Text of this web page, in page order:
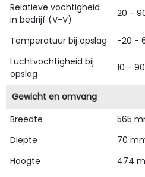
Relatieve vochtigheid
in bedrijf (V-V)
20 -
Temperatuur bij opslag
-20 -
Luchtvochtigheid bij
opslag
10 -
Gewicht en omvang
Breedte
565
Diepte
70
Hoogte
474